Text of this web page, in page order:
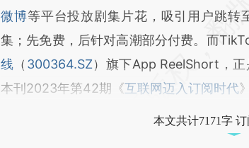
微博等平台投放剧集片花，吸引用户跳转
集；先免费，后针对高潮部分付费。而
线 （ 300364.SZ）旗下App ReelShort，
本刊2023年第42期《互联网迈入订阅时代
本文共计7171字